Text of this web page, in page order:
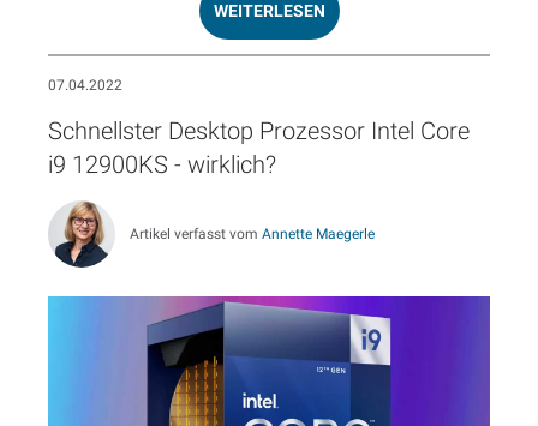
WEITERLESEN
07.04.2022
Schnellster Desktop Prozessor Intel Core
i9 12900KS - wirklich?
Artikel verfasst vom Annette Maegerle